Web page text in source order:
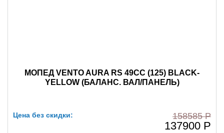
МОПЕД VENTO AURA RS 49CC (125) BLACK-
YELLOW (БАЛАНС. ВАЛ/ПАНЕЛЬ)
Цена без скидки: 158585 Р
137900 Р